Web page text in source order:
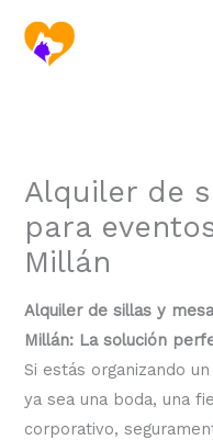
contenido
Alquiler de
para
Millán
Alquiler de sillas y
Millán: La solución
Si estás organizando
ya sea una boda, una
corporativo,